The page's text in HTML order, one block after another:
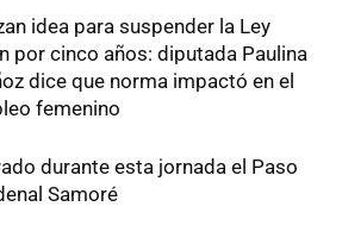
idea para suspender la Ley
por cinco años: diputada Paulina
dice que norma impactó en el
femenino
durante esta jornada el Paso
Samoré